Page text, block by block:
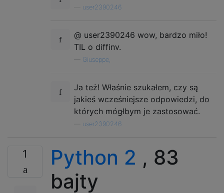
user2390246
@ user2390246 wow, bardzo miło!
TIL o diffinv.
Giuseppe,
Ja też! Właśnie szukałem, czy są
jakieś wcześniejsze odpowiedzi, do
których mógłbym je zastosować.
user2390246
1 Python 2 , 83
bajty